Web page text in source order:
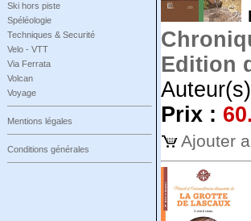
Ski hors piste
Spéléologie
Techniques & Securité
Velo - VTT
Via Ferrata
Volcan
Voyage
Mentions légales
Conditions générales
Edition
Prix :
Ajouter